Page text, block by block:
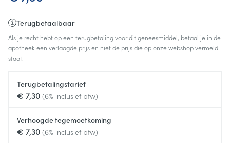
Terugbetaalbaar
Als je recht hebt op een terugbetaling voor dit geneesmiddel, betaal je in de
apotheek een verlaagde prijs en niet de prijs die op onze webshop vermeld
staat.
Terugbetalingstarief
€ 7,30 (6% inclusief btw)
Verhoogde tegemoetkoming
€ 7,30 (6% inclusief btw)